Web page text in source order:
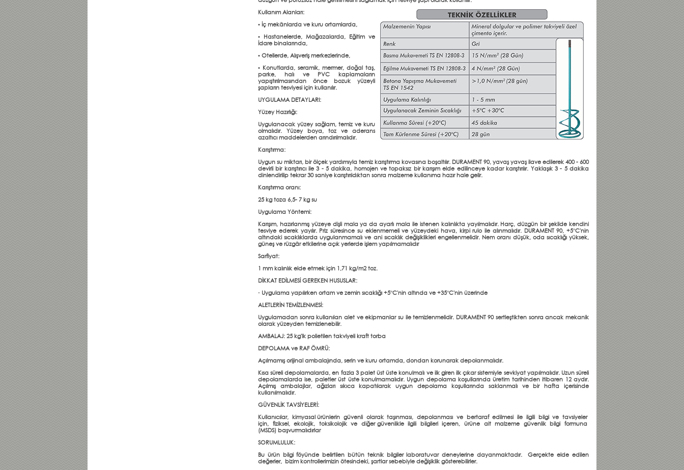
Kullanım Alanları:
• İç mekânlarda ve kuru ortamlarda,
• Hastanelerde, Mağazalarda, Eğitim ve
İdare binalarında,
• Otellerde, Alışveriş merkezlerinde,
• Konutlarda, seramik, mermer, doğal taş,
parke, halı ve PVC kaplamaların
yapıştırılmasından önce bozuk yüzeyli
şapların tesviyesi için kullanılır.
UYGULAMA DETAYLARI:
Yüzey Hazırlığı:
Uygulanacak yüzey sağlam, temiz ve kuru
olmalıdır. Yüzey boya, toz ve aderans
azaltıcı maddelerden arındırılmalıdır.
Karıştırma:
Uygun su miktarı, bir ölçek yardımıyla temiz karıştırma kovasına boşaltılır. DURAMENT 90, yavaş yavaş ilave edilerek 400 - 600
devirli bir karıştırıcı ile 3 - 5 dakika, homojen ve topaksız bir karışım elde edilinceye kadar karıştırılır. Yaklaşık 3 - 5 dakika
dinlendirilip tekrar 30 saniye karıştırıldıktan sonra malzeme kullanıma hazır hale gelir.
Karıştırma oranı:
25 kg toza 6,5- 7 kg su
Uygulama Yöntemi:
Karışım, hazırlanmış yüzeye dişli mala ya da ayarlı mala ile istenen kalınlıkta yayılmalıdır. Harç, düzgün bir şekilde kendini
tesviye ederek yayılır. Priz süresince su eklenmemeli ve yüzeydeki hava, kirpi rulo ile alınmalıdır. DURAMENT 90, +5°C'nin
altındaki sıcaklıklarda uygulanmamalı ve ani sıcaklık değişiklikleri engellenmelidir. Nem oranı düşük, oda sıcaklığı yüksek,
güneş ve rüzgâr etkilerine açık yerlerde işlem yapılmamalıdır
Sarfiyat:
1 mm kalınlık elde etmek için 1,71 kg/m2 toz.
DİKKAT EDİLMESİ GEREKEN HUSUSLAR:
· Uygulama yapılırken ortam ve zemin sıcaklığı +5°C'nin altında ve +35°C'nin üzerinde
ALETLERİN TEMİZLENMESİ:
Uygulamadan sonra kullanılan alet ve ekipmanlar su ile temizlenmelidir. DURAMENT 90 sertleştikten sonra ancak mekanik
olarak yüzeyden temizlenebilir.
AMBALAJ: 25 kg'lk polietilen takviyeli kraft torba
DEPOLAMA ve RAF ÖMRÜ:
Açılmamış orijinal ambalajında, serin ve kuru ortamda, dondan korunarak depolanmalıdır.
Kısa süreli depolamalarda, en fazla 3 palet üst üste konulmalı ve ilk giren ilk çıkar sistemiyle sevkiyat yapılmalıdır. Uzun süreli
depolamalarda ise, paletler üst üste konulmamalıdır. Uygun depolama koşullarında üretim tarihinden itibaren 12 aydır.
Açılmış ambalajlar, ağızları sıkıca kapatılarak uygun depolama koşullarında saklanmalı ve bir hafta içerisinde
kullanılmalıdır.
GÜVENLİK TAVSİYELERİ:
Kullanıcılar, kimyasal ürünlerin güvenli olarak taşınması, depolanması ve bertaraf edilmesi ile ilgili bilgi ve tavsiyeler
için, fiziksel, ekolojik, toksikolojik ve diğer güvenlikle ilgili bilgileri içeren, ürüne ait malzeme güvenlik bilgi formuna
(MSDS) başvurmalıdırlar
SORUMLULUK:
Bu ürün bilgi föyünde belirtilen bütün teknik bilgiler laboratuvar deneylerine dayanmaktadır. Gerçekte elde edilen
değerler, bizim kontrollerimizin ötesindeki, şartlar sebebiyle değişiklik gösterebilirler.